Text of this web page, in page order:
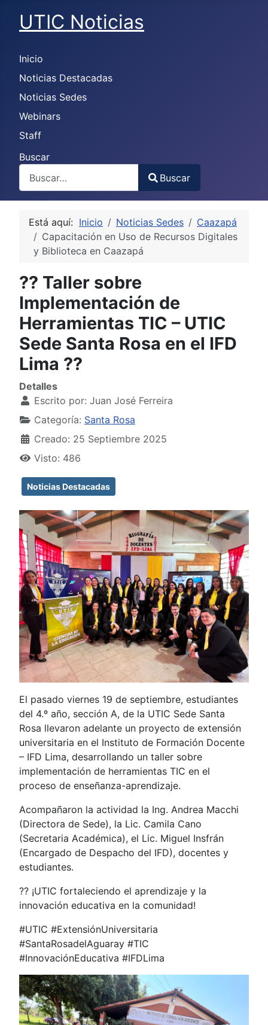
UTIC Noticias
Inicio
Noticias Destacadas
Noticias Sedes
Webinars
Staff
Buscar
Type 2 or more characters for results.
Buscar
Está aquí: Inicio Noticias Sedes
Caazapá
Capacitación en Uso de Recursos Digitales
y Biblioteca en Caazapá
?? Taller sobre
Implementación de
Herramientas TIC – UTIC
Sede Santa Rosa en el IFD
Lima ??
Detalles
Escrito por: Juan José Ferreira
Categoría: Santa Rosa
Creado: 25 Septiembre 2025
Visto: 486
Noticias Destacadas
El pasado viernes 19 de septiembre, estudiantes
del 4.º año, sección A, de la UTIC Sede Santa
Rosa llevaron adelante un proyecto de extensión
universitaria en el Instituto de Formación Docente
– IFD Lima, desarrollando un taller sobre
implementación de herramientas TIC en el
proceso de enseñanza-aprendizaje.
Acompañaron la actividad la Ing. Andrea Macchi
(Directora de Sede), la Lic. Camila Cano
(Secretaria Académica), el Lic. Miguel Insfrán
(Encargado de Despacho del IFD), docentes y
estudiantes.
?? ¡UTIC fortaleciendo el aprendizaje y la
innovación educativa en la comunidad!
#UTIC #ExtensiónUniversitaria
#SantaRosadelAguaray #TIC
#InnovaciónEducativa #IFDLima